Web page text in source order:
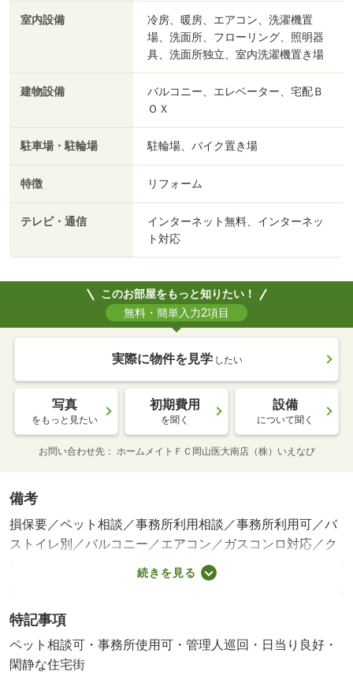
室内設備
冷房、暖房、エアコン、洗濯機置
場、洗面所、フローリング、照明器
具、洗面所独立、室内洗濯機置き場
建物設備
バルコニー、エレベーター、宅配Ｂ
ＯＸ
駐車場・駐輪場 駐輪場、バイク置き場
特徴 リフォーム
テレビ・通信
インターネット無料、インターネッ
ト対応
このお部屋をもっと知りたい！
無料・簡単入力2項目
実際に物件を見学 したい
写真
をもっと見たい
初期費用
を聞く
設備
について聞く
お問い合わせ先 ホームメイトＦＣ岡山医大南店（株）いえなび
備考
損保要／ペット相談／事務所利用相談／事務所利用可／バ
ストイレ別／バルコニー／エアコン／ガスコンロ対応／ク
ロゼット／フローリング／オートロック／室内洗濯置／陽
当り良好／南向き／温水洗浄便座／エレベーター／洗面所
イバー／即入居可／礼金不要／閑静な住宅地／２面採光／
敷金不要／防犯カメラ／ペット相談／照明付／全居室洋室
／バイク置場／全居室フローリング／ネット専用回線／駅
続きを見る
特記事項
ペット相談可・事務所使用可・管理人巡回・日当り良好・
閑静な住宅街